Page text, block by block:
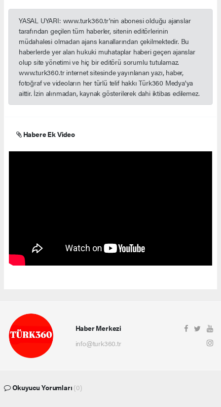
YASAL UYARI: www.turk360.tr'nin abonesi olduğu ajanslar
tarafından geçilen tüm haberler, sitenin editörlerinin
müdahalesi olmadan ajans kanallarından çekilmektedir. Bu
haberlerde yer alan hukuki muhataplar haberi geçen ajanslar
olup site yönetimi ve hiç bir editörü sorumlu tutulamaz.
www.turk360.tr internet sitesinde yayınlanan yazı, haber,
fotoğraf ve videoların her türlü telif hakkı Türk360 Medya'ya
aittir. İzin alınmadan, kaynak gösterilerek dahi iktibas edilemez.
Habere Ek Video
Haber Merkezi
info@turk360.tr
Okuyucu Yorumları (0)